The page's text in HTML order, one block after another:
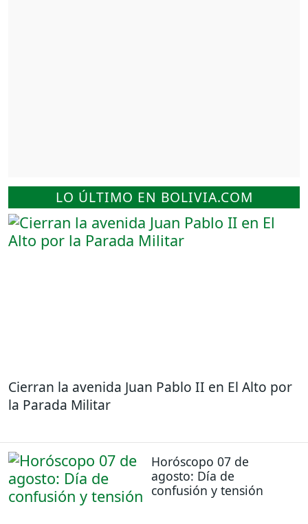
LO ÚLTIMO EN BOLIVIA.COM
Cierran la avenida Juan Pablo II en El Alto por
la Parada Militar
Horóscopo 07 de
agosto: Día de
confusión y tensión